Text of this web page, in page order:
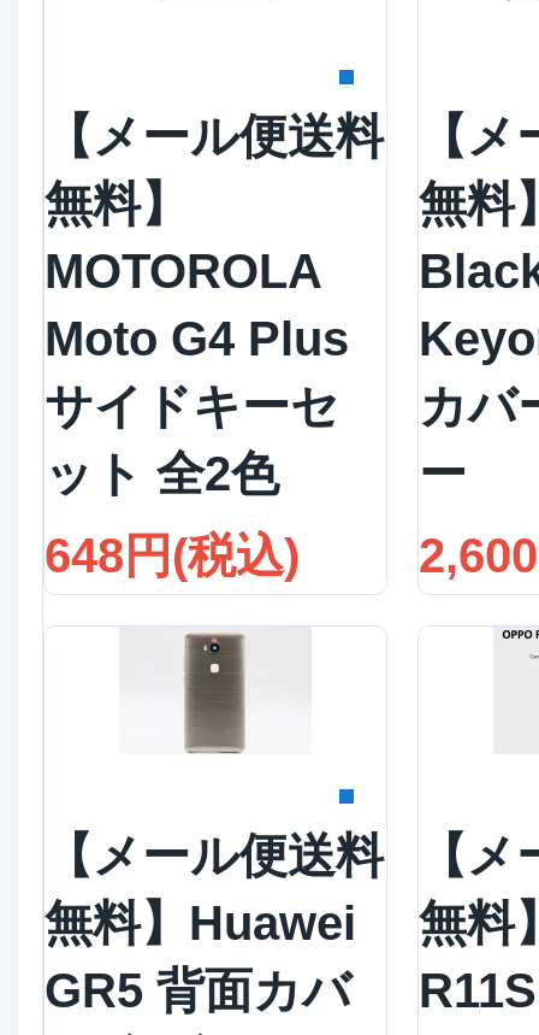
【メール便送料
無料】
MOTOROLA
Moto G4 Plus
サイドキーセ
ット 全2色
648円(税込)
【
無料
カバ
ー
【メール便送料
無料】Huawei
GR5 背面カバ
【
無料